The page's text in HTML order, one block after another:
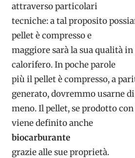
attraverso particolari
tecniche: a tal proposito
pellet è compresso e
maggiore sarà la sua qualità
calorifero. In poche parole
più il pellet è compresso, a
generato, dovremmo usarne di
meno. Il pellet, se prodotto
viene definito anche
biocarburante
grazie alle sue proprietà.